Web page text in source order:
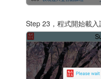
Step 23，程式開始載入